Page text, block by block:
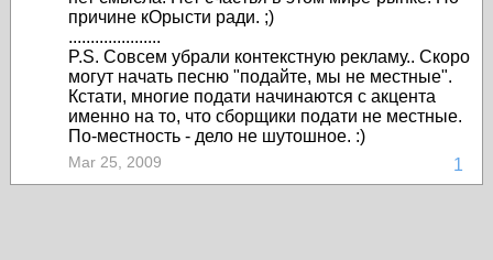
причине кОрысти ради. ;)
.....................
P.S. Совсем убрали контекстную рекламу.. Скоро
могут начать песню "подайте, мы не местные".
Кстати, многие подати начинаются с акцента
именно на то, что сборщики подати не местные.
По-местность - дело не шутошное. :)
1
Mar 25, 2009